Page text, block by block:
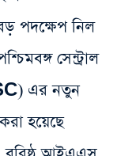
পদক্ষেপ নিল
সেন্ট্রাল
এর নতুন
হয়েছে